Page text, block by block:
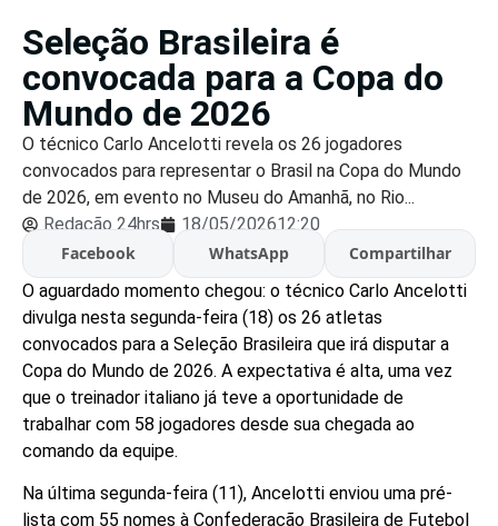
Seleção Brasileira é
convocada para a Copa do
Mundo de 2026
O técnico Carlo Ancelotti revela os 26 jogadores
convocados para representar o Brasil na Copa do Mundo
de 2026, em evento no Museu do Amanhã, no Rio...
Redação 24hrs
18/05/202612:20
Facebook
WhatsApp
Compartilhar
O aguardado momento chegou: o técnico Carlo Ancelotti
divulga nesta segunda-feira (18) os 26 atletas
convocados para a Seleção Brasileira que irá disputar a
Copa do Mundo de 2026. A expectativa é alta, uma vez
que o treinador italiano já teve a oportunidade de
trabalhar com 58 jogadores desde sua chegada ao
comando da equipe.
Na última segunda-feira (11), Ancelotti enviou uma pré-
lista com 55 nomes à Confederação Brasileira de Futebol